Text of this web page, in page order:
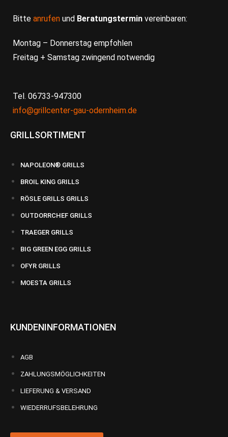
Bitte anrufen und Beratungstermin vereinbaren:
Montag – Donnerstag empfohlen
Freitag + Samstag zwingend notwendig
Tel. 06733-947300
info@grillcenter-gau-odernheim.de
GRILLSORTIMENT
NAPOLEON® GRILLS
BROIL KING GRILLS
RÖSLE GRILLS GRILLS
OUTDORRCHEF GRILLS
TRAEGER GRILLS
BIG GREEN EGG GRILLS
OFYR GRILLS
MOESTA GRILLS
KUNDENINFORMATIONEN
AGB
ZAHLUNGSMÖGLICHKEITEN
LIEFERUNG & VERSAND
WIEDERRUFSBELEHRUNG